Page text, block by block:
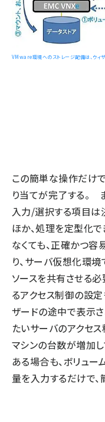
VMware環境へのストレージ配備は、ウィ
この簡単な操作だけ
り当てが完了する。
入力/選択する項目は
ほか、処理を定型化
なくても、正確かつ
り、サーバ仮想化環
ソースを共有させる
るアクセス制御の設
ザードの途中で表示
たいサーバのアクセ
マシンの台数が増加
ある場合も、ボリュ
量を入力するだけで、